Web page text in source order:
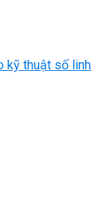
kỹ thuật số linh